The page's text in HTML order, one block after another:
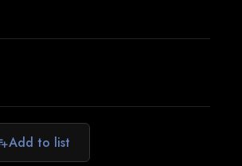
Add to list